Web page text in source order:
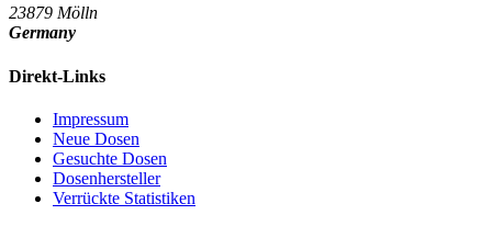
23879 Mölln
Germany
Direkt-Links
Impressum
Neue Dosen
Gesuchte Dosen
Dosenhersteller
Verrückte Statistiken